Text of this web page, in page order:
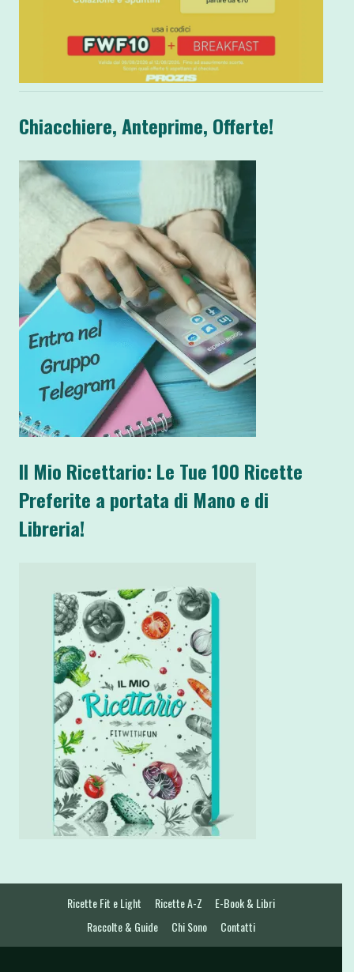
Chiacchiere, Anteprime, Offerte!
Il Mio Ricettario: Le Tue 100 Ricette
Preferite a portata di Mano e di
Libreria!
Ricette Fit e Light Ricette A-Z
E-Book & Libri
Raccolte & Guide
Chi Sono Contatti